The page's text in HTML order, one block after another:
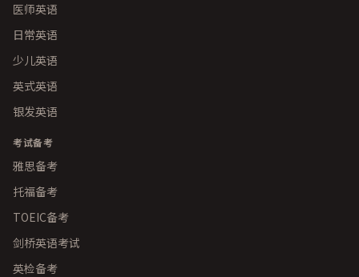
医师英语
日常英语
少儿英语
英式英语
银发英语
考试备考
雅思备考
托福备考
TOEIC备考
剑桥英语考试
英检备考